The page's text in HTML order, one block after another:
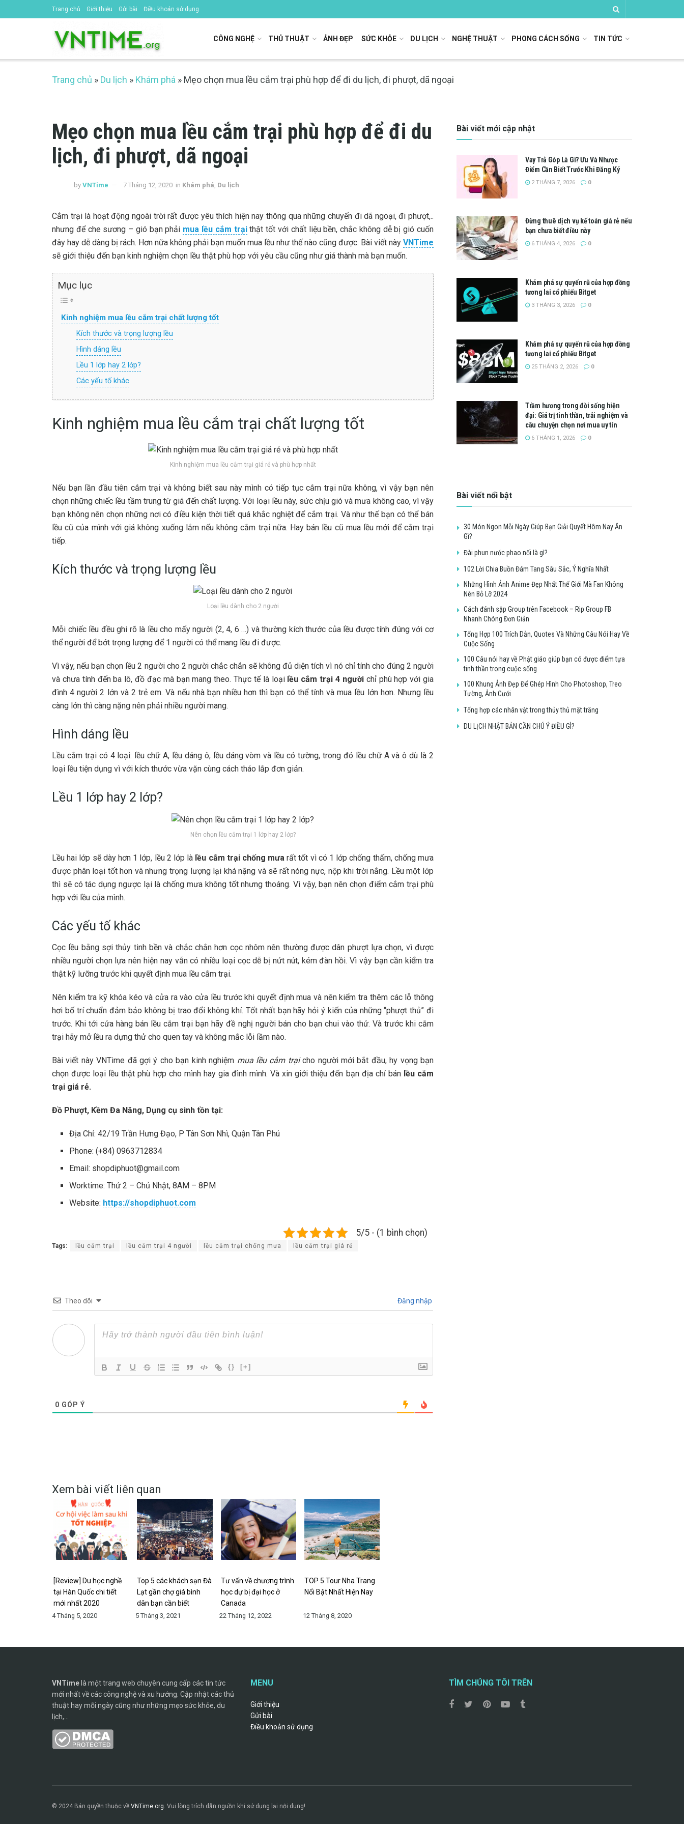
Trang chủ Giới thiệu Gửi bài Điều khoản sử dụng
CÔNG NGHỆ THỦ THUẬT ẢNH ĐẸP SỨC KHỎE DU LỊCH NGHỆ THUẬT PHONG CÁCH SỐNG TIN TỨC
Trang chủ » Du lịch » Khám phá » Mẹo chọn mua lều cắm trại phù hợp để đi du lịch, đi phượt, dã ngoại
Mẹo chọn mua lều cắm trại phù hợp để đi du
lịch, đi phượt, dã ngoại
by VNTime 7 Tháng 12, 2020 in Khám phá, Du lịch
Cắm trại là hoạt động ngoài trời rất được yêu thích hiện nay thông qua những chuyến đi dã ngoại, đi phượt,..
nhưng để che sương – gió bạn phải mua lều cắm trạithật tốt với chất liệu bền, chắc không dễ bị gió cuốn
đây hay dễ dàng bị rách. Hơn nữa không phải bạn muốn mua lều như thế nào cũng được. Bài viết này VNTime
sẽ giới thiệu đến bạn kinh nghiệm chọn lều thật phù hợp với yêu cầu cũng như giá thành mà bạn muốn.
Mục lục
Kinh nghiệm mua lều cắm trại chất lượng tốt
Kích thước và trọng lượng lều
Hình dáng lều
Lều 1 lớp hay 2 lớp?
Các yếu tố khác
Kinh nghiệm mua lều cắm trại chất lượng tốt
Kinh nghiệm mua lều cắm trại giá rẻ và phù hợp nhất
Nếu bạn lần đầu tiên cắm trại và không biết sau này mình có tiếp tục cắm trại nữa không, vì vậy bạn nên
chọn những chiếc lều tầm trung từ giá đến chất lượng. Với loại lều này, sức chịu gió và mưa không cao, vì vậy
bạn không nên chọn những nơi có điều kiện thời tiết quá khắc nghiệt để cắm trại. Và như thế bạn có thể bán
lều cũ của mình với giá không xuống lắm nếu không cắm trại nữa. Hay bán lều cũ mua lều mới để cắm trại
tiếp.
Kích thước và trọng lượng lều
Loại lều dành cho 2 người
Mỗi chiếc lều đều ghi rõ là lều cho mấy người (2, 4, 6 …) và thường kích thước của lều được tính đúng với cơ
thể người để bớt trọng lượng để 1 người có thể mang lều đi được.
Vì vậy, nếu bạn chọn lều 2 người cho 2 người chắc chắn sẽ không đủ diện tích vì nó chỉ tính cho đúng 2 người
và chưa tính đến ba lô, đồ đạc mà bạn mang theo. Thực tế là loại lều cắm trại 4 ngườichỉ phù hợp với gia
đình 4 người 2 lớn và 2 trẻ em. Và nếu nhà bạn nhiều hơn thì bạn có thể tính và mua lều lớn hơn. Nhưng lều
càng lớn thì càng nặng nên phải nhiều người mang.
Hình dáng lều
Lều cắm trại có 4 loại: lều chữ A, lều dáng ô, lều dáng vòm và lều có tường, trong đó lều chữ A và ô dù là 2
loại lều tiện dụng vì với kích thước vừa vặn cùng cách tháo lắp đơn giản.
Lều 1 lớp hay 2 lớp?
Nên chọn lều cắm trại 1 lớp hay 2 lớp?
Lều hai lớp sẽ dày hơn 1 lớp, lều 2 lớp là lều cắm trại chống mưa rất tốt vì có 1 lớp chống thấm, chống mưa
được phân loại tốt hơn và nhưng trọng lượng lại khá nặng và sẽ rất nóng nực, nộp khi trời nắng. Lều một lớp
thì sẽ có tác dụng ngược lại là chống mưa không tốt nhưng thoáng. Vì vậy, bạn nên chọn điểm cắm trại phù
hợp với lều của mình.
Các yếu tố khác
Cọc lều bằng sợi thủy tinh bền và chắc chắn hơn cọc nhôm nên thường được dân phượt lựa chọn, vì được
nhiều người chọn lựa nên hiện nay vẫn có nhiều loại cọc dễ bị nứt nút, kém đàn hồi. Vì vậy bạn cần kiểm tra
thật kỹ lưỡng trước khi quyết định mua lều cắm trại.
Nên kiểm tra kỹ khóa kéo và cửa ra vào cửa lều trước khi quyết định mua và nên kiểm tra thêm các lỗ thông
hơi bố trí chuẩn đảm bảo không bị trao đổi không khí. Tốt nhất bạn hãy hỏi ý kiến của những “phượt thủ” đi
trước. Khi tới cửa hàng bán lều cắm trại bạn hãy đề nghị người bán cho bạn chui vào thử. Và trước khi cắm
trại hãy mở lều ra dựng thử cho quen tay và không mắc lỗi lầm nào.
Bài viết này VNTime đã gợi ý cho bạn kinh nghiệm mua lều cắm trạicho người mới bắt đầu, hy vọng bạn
chọn được loại lều thật phù hợp cho mình hay gia đình mình. Và xin giới thiệu đến bạn địa chỉ bán lều cắm
trại giá rẻ.
Đồ Phượt, Kềm Đa Năng, Dụng cụ sinh tồn tại:
Địa Chỉ: 42/19 Trần Hưng Đạo, P Tân Sơn Nhì, Quận Tân Phú
Phone: (+84) 0963712834
Email: shopdiphuot@gmail.com
Worktime: Thứ 2 – Chủ Nhật, 8AM – 8PM
Website: https://shopdiphuot.com
5/5 - (1 bình chọn)
Tags: lều cắm trại lều cắm trại 4 người lều cắm trại chống mưa lều cắm trại giá rẻ
Theo dõi Đăng nhập
{} [+]
0 GÓP Ý
Bài viết mới cập nhật
Vay Trả Góp Là Gì? Ưu Và Nhược
Điểm Cần Biết Trước Khi Đăng Ký
2 THÁNG 7, 2026 0
Đừng thuê dịch vụ kế toán giá rẻ nếu
bạn chưa biết điều này
6 THÁNG 4, 2026 0
Khám phá sự quyến rũ của hợp đồng
tương lai cổ phiếu Bitget
3 THÁNG 3, 2026 0
Khám phá sự quyến rũ của hợp đồng
tương lai cổ phiếu Bitget
25 THÁNG 2, 2026 0
Trầm hương trong đời sống hiện
đại: Giá trị tinh thần, trải nghiệm và
câu chuyện chọn nơi mua uy tín
6 THÁNG 1, 2026 0
Bài viết nổi bật
30 Món Ngon Mỗi Ngày Giúp Bạn Giải Quyết Hôm Nay Ăn
Gì?
Đài phun nước phao nổi là gì?
102 Lời Chia Buồn Đám Tang Sâu Sắc, Ý Nghĩa Nhất
Những Hình Ảnh Anime Đẹp Nhất Thế Giới Mà Fan Không
Nên Bỏ Lỡ 2024
Cách đánh sập Group trên Facebook – Rip Group FB
Nhanh Chóng Đơn Giản
Tổng Hợp 100 Trích Dẫn, Quotes Và Những Câu Nói Hay Về
Cuộc Sống
100 Câu nói hay về Phật giáo giúp bạn có được điểm tựa
tinh thần trong cuộc sống
100 Khung Ảnh Đẹp Để Ghép Hình Cho Photoshop, Treo
Tường, Ảnh Cưới
Tổng hợp các nhân vật trong thủy thủ mặt trăng
DU LỊCH NHẬT BẢN CẦN CHÚ Ý ĐIỀU GÌ?
Xem bài viết liên quan
[Review] Du học nghề
tại Hàn Quốc chi tiết
mới nhất 2020
4 Tháng 5, 2020
Top 5 các khách sạn Đà
Lạt gần chợ giá bình
dân bạn cần biết
5 Tháng 3, 2021
Tư vấn về chương trình
học dự bị đại học ở
Canada
22 Tháng 12, 2022
TOP 5 Tour Nha Trang
Nổi Bật Nhất Hiện Nay
12 Tháng 8, 2020
VNTime là một trang web chuyên cung cấp các tin tức
mới nhất về các công nghệ và xu hướng. Cập nhật các thủ
thuật hay mỗi ngày cũng như những mẹo sức khỏe, du
lịch,...
MENU
Giới thiệu
Gửi bài
Điều khoản sử dụng
TÌM CHÚNG TÔI TRÊN
© 2024 Bản quyền thuộc về VNTime.org. Vui lòng trích dẫn nguồn khi sử dụng lại nội dung!